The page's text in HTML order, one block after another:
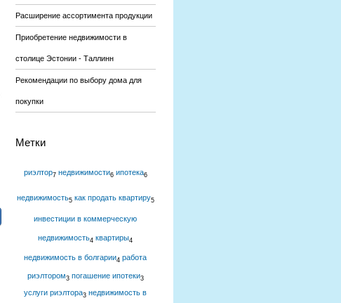
Расширение ассортимента продукции
Приобретение недвижимости в
столице Эстонии - Таллинн
Рекомендации по выбору дома для
покупки
Метки
риэлтор7 недвижимости6 ипотека6
недвижимость5 как продать квартиру5
инвестиции в коммерческую
недвижимость4 квартиры4
недвижимость в болгарии4 работа
риэлтором3 погашение ипотеки3
услуги риэлтора3 недвижимость в